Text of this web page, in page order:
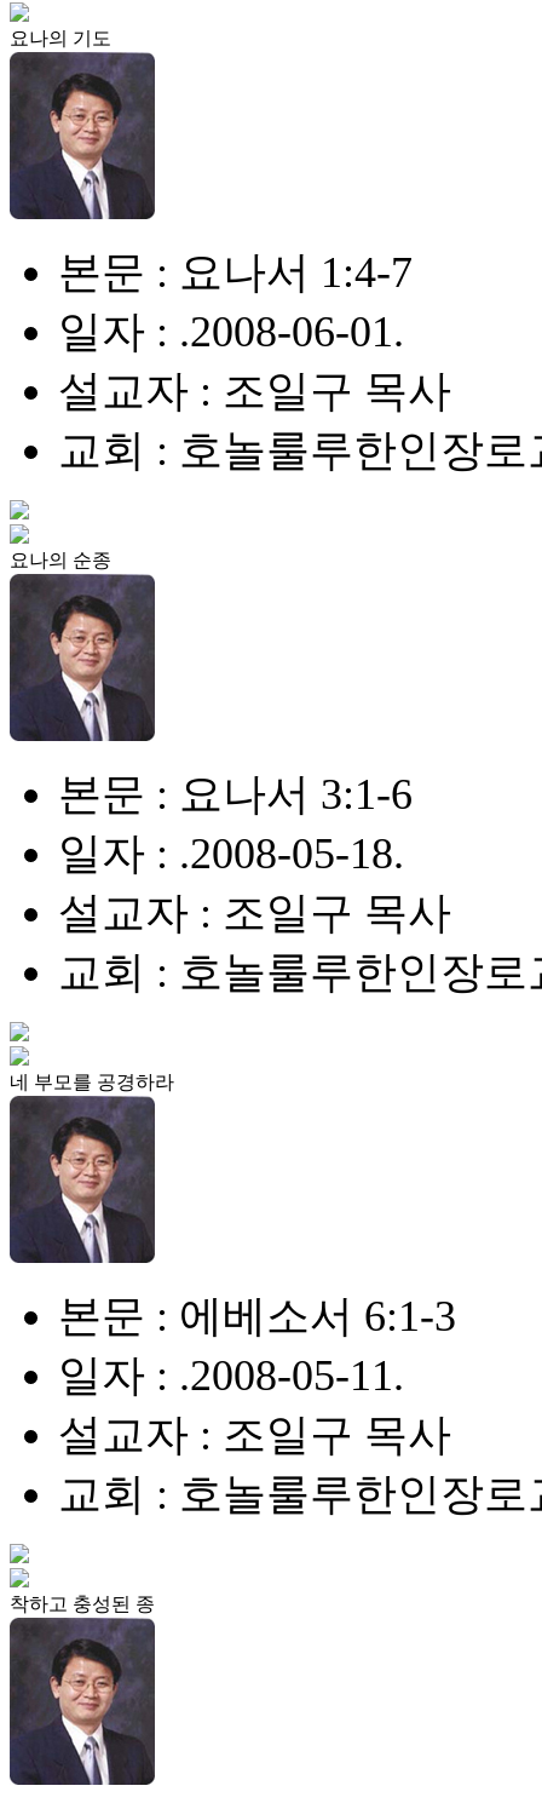
요나의 기도
본문 : 요나서 1:4-7
일자 : .2008-06-01.
설교자 : 조일구 목사
교회 : 호놀룰루한인장로
요나의 순종
본문 : 요나서 3:1-6
일자 : .2008-05-18.
설교자 : 조일구 목사
교회 : 호놀룰루한인장로
네 부모를 공경하라
본문 : 에베소서 6:1-3
일자 : .2008-05-11.
설교자 : 조일구 목사
교회 : 호놀룰루한인장로
착하고 충성된 종